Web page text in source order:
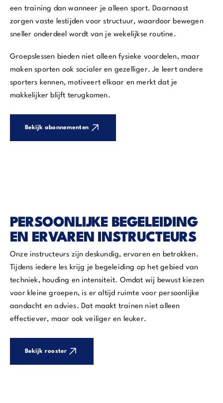
een training dan wanneer je alleen sport. Daarnaast
zorgen vaste lestijden voor structuur, waardoor bewegen
sneller onderdeel wordt van je wekelijkse routine.
Groepslessen bieden niet alleen fysieke voordelen, maar
maken sporten ook socialer en gezelliger. Je leert andere
sporters kennen, motiveert elkaar en merkt dat je
makkelijker blijft terugkomen.
Bekijk abonnementen
PERSOONLIJKE BEGELEIDING
EN ERVAREN INSTRUCTEURS
Onze instructeurs zijn deskundig, ervaren en betrokken.
Tijdens iedere les krijg je begeleiding op het gebied van
techniek, houding en intensiteit. Omdat wij bewust kiezen
voor kleine groepen, is er altijd ruimte voor persoonlijke
aandacht en advies. Dat maakt trainen niet alleen
effectiever, maar ook veiliger en leuker.
Bekijk rooster